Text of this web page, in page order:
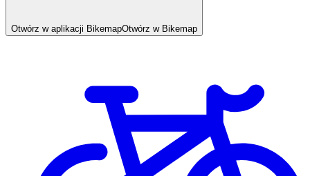
Otwórz w aplikacji BikemapOtwórz w Bikemap